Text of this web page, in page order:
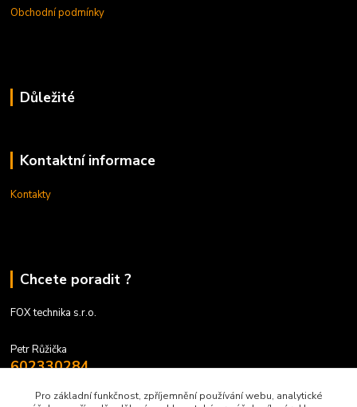
Obchodní podmínky
Důležité
Kontaktní informace
Kontakty
Chcete poradit ?
FOX technika s.r.o.
Petr Růžička
602330284
Pro základní funkčnost, zpříjemnění používání webu, analytické